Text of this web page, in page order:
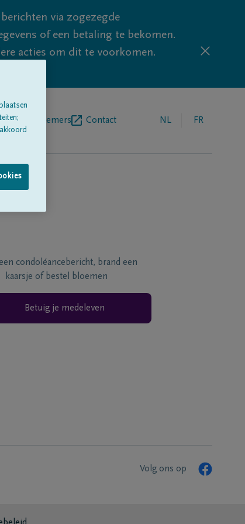
via zogezegde
of een betaling te bekomen.
acties om dit te voorkomen.
Contact NL FR
condoléancebericht, brand een
kaarsje of bestel bloemen
Betuig je medeleven
Volg ons op